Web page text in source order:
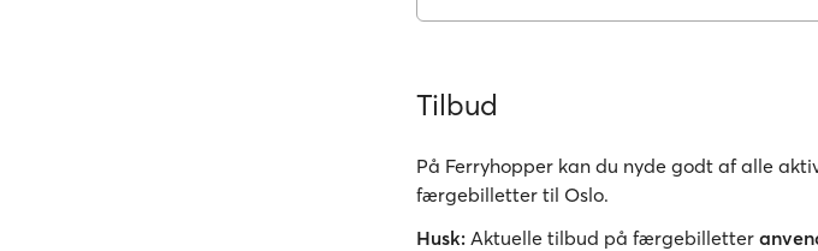
Tilbud
På Ferryhopper kan du nyde godt af alle
færgebilletter til Oslo.
Husk: Aktuelle tilbud på færgebilletter